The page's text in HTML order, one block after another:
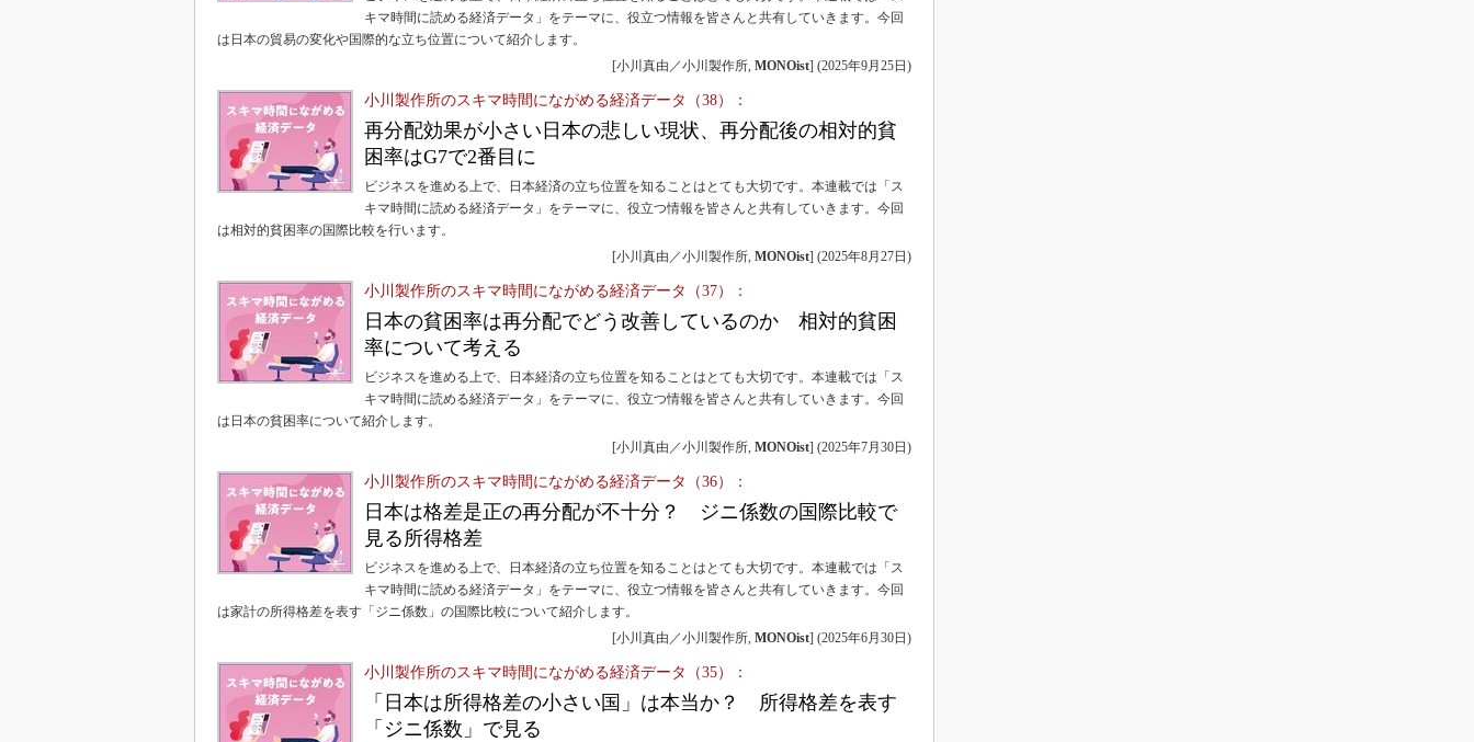
キマ時間に読める経済データ」をテーマに、役立つ情報を皆さんと共有していきます。今回
は日本の貿易の変化や国際的な立ち位置について紹介します。
[小川真由／小川製作所, MONOist] (2025年9月25日 )
小川製作所のスキマ時間にながめる経済データ（38）：
再分配効果が小さい日本の悲しい現状、再分配後の相対的貧
困率はG7で2番目に
ビジネスを進める上で、日本経済の立ち位置を知ることはとても大切です。本連載では「ス
キマ時間に読める経済データ」をテーマに、役立つ情報を皆さんと共有していきます。今回
は相対的貧困率の国際比較を行います。
[小川真由／小川製作所, MONOist] (2025年8月27日 )
小川製作所のスキマ時間にながめる経済データ（37）：
日本の貧困率は再分配でどう改善しているのか 相対的貧困
率について考える
ビジネスを進める上で、日本経済の立ち位置を知ることはとても大切です。本連載では「ス
キマ時間に読める経済データ」をテーマに、役立つ情報を皆さんと共有していきます。今回
は日本の貧困率について紹介します。
[小川真由／小川製作所, MONOist] (2025年7月30日 )
小川製作所のスキマ時間にながめる経済データ（36）：
日本は格差是正の再分配が不十分？ ジニ係数の国際比較で
見る所得格差
ビジネスを進める上で、日本経済の立ち位置を知ることはとても大切です。本連載では「ス
キマ時間に読める経済データ」をテーマに、役立つ情報を皆さんと共有していきます。今回
は家計の所得格差を表す「ジニ係数」の国際比較について紹介します。
[小川真由／小川製作所, MONOist] (2025年6月30日 )
小川製作所のスキマ時間にながめる経済データ（35）：
「日本は所得格差の小さい国」は本当か？ 所得格差を表す
「ジニ係数」で見る